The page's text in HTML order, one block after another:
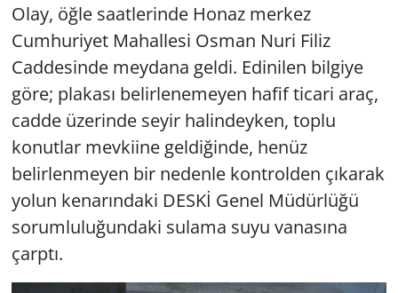
Olay, öğle saatlerinde Honaz merkez
Cumhuriyet Mahallesi Osman Nuri Filiz
Caddesinde meydana geldi. Edinilen bilgiye
göre; plakası belirlenemeyen hafif ticari araç,
cadde üzerinde seyir halindeyken, toplu
konutlar mevkiine geldiğinde, henüz
belirlenmeyen bir nedenle kontrolden çıkarak
yolun kenarındaki DESKİ Genel Müdürlüğü
sorumluluğundaki sulama suyu vanasına
çarptı.